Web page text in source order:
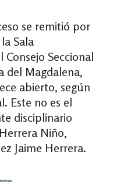
se remitió por
Sala
Consejo Seccional
del Magdalena,
abierto, según
Este no es el
disciplinario
Niño,
Jaime Herrera.